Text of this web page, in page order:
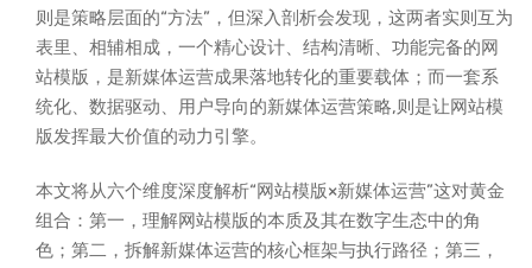
则是策略层面的“方法”，但深入剖析会发现，这两者实则互为
表里、相辅相成，一个精心设计、结构清晰、功能完备的网
站模版，是新媒体运营成果落地转化的重要载体；而一套系
统化、数据驱动、用户导向的新媒体运营策略,则是让网站模
版发挥最大价值的动力引擎。
本文将从六个维度深度解析“网站模版×新媒体运营”这对黄金
组合：第一，理解网站模版的本质及其在数字生态中的角
色；第二，拆解新媒体运营的核心框架与执行路径；第三，